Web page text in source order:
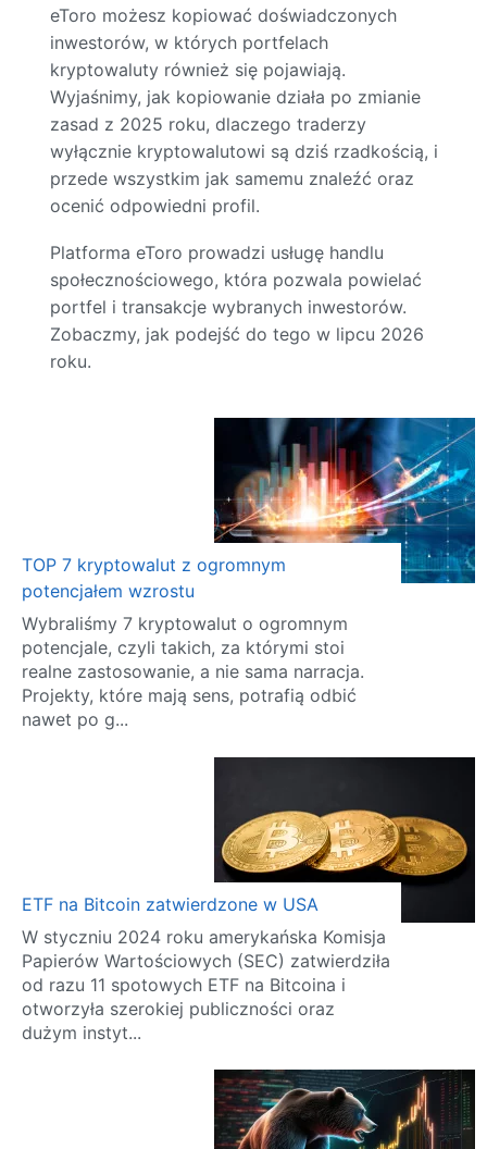
eToro możesz kopiować doświadczonych
inwestorów, w których portfelach
kryptowaluty również się pojawiają.
Wyjaśnimy, jak kopiowanie działa po zmianie
zasad z 2025 roku, dlaczego traderzy
wyłącznie kryptowalutowi są dziś rzadkością, i
przede wszystkim jak samemu znaleźć oraz
ocenić odpowiedni profil.
Platforma eToro prowadzi usługę handlu
społecznościowego, która pozwala powielać
portfel i transakcje wybranych inwestorów.
Zobaczmy, jak podejść do tego w lipcu 2026
roku.
TOP 7 kryptowalut z ogromnym
potencjałem wzrostu
Wybraliśmy 7 kryptowalut o ogromnym
potencjale, czyli takich, za którymi stoi
realne zastosowanie, a nie sama narracja.
Projekty, które mają sens, potrafią odbić
nawet po g...
ETF na Bitcoin zatwierdzone w USA
W styczniu 2024 roku amerykańska Komisja
Papierów Wartościowych (SEC) zatwierdziła
od razu 11 spotowych ETF na Bitcoina i
otworzyła szerokiej publiczności oraz
dużym instyt...